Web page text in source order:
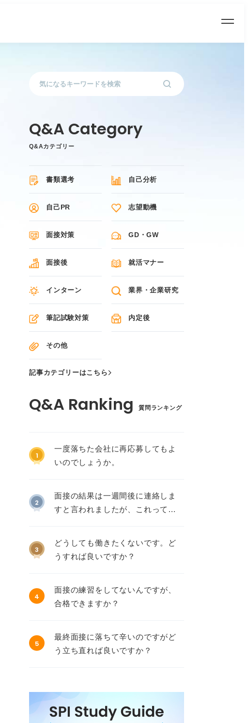
Q&Aカテゴリー
書類選考 自己分析
自己PR 志望動機
面接対策 GD・GW
面接後 就活マナー
インターン 業界・企業研究
筆記試験対策 内定後
その他
記事カテゴリーはこちら
質問ランキング
1
一度落ちた会社に再応募してもよ
いのでしょうか。
2
面接の結果は一週間後に連絡しま
すと言われましたが、これって不
3
どうしても働きたくないです。ど
うすれば良いですか？
4
面接の練習をしてないんですが、
合格できますか？
5
最終面接に落ちて辛いのですがど
う立ち直れば良いですか？